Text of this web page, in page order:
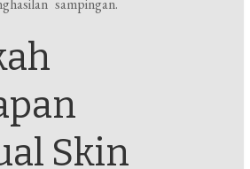
sampingan.
Skin